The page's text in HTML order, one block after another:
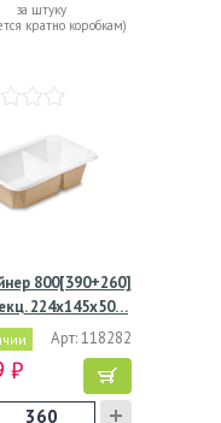
за штуку
кратно коробкам)
800[390+260]
224х145х50…
Арт: 118282
₽